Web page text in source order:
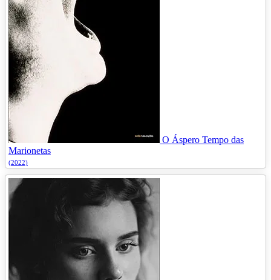
O Áspero Tempo das
Marionetas
(2022)